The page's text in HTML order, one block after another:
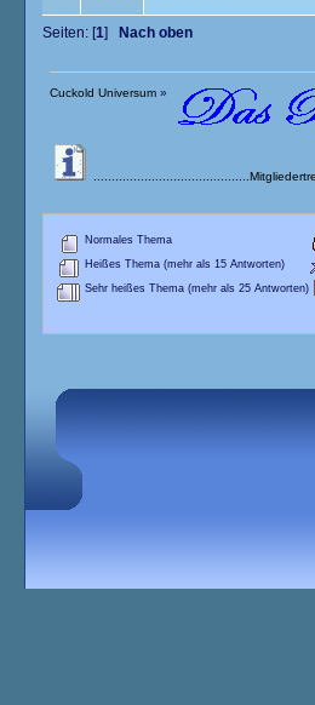
Seiten: [1]Nach oben
Cuckold Universum»
Normales Thema
Heißes Thema (mehr als 15 Antworten)
Sehr heißes Thema (mehr als 25 Antworten)